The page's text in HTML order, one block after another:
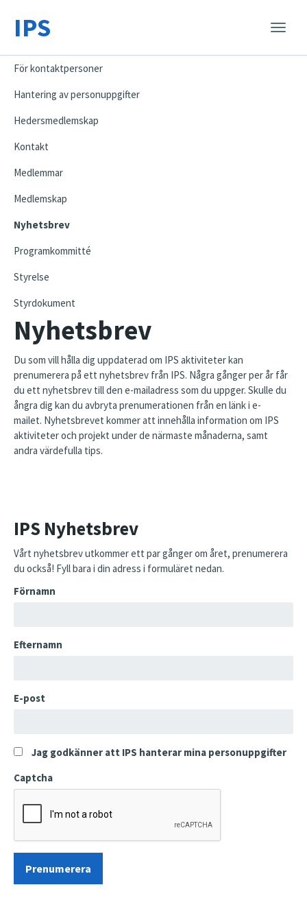
IPS
Toggle
För kontaktpersoner
Hantering av personuppgifter
Hedersmedlemskap
Kontakt
Medlemmar
Medlemskap
Nyhetsbrev
Programkommitté
Styrelse
Styrdokument
Nyhetsbrev
Du som vill hålla dig uppdaterad om IPS aktiviteter kan
prenumerera på ett nyhetsbrev från IPS. Några gånger per år får
du ett nyhetsbrev till den e-mailadress som du uppger. Skulle du
ångra dig kan du avbryta prenumerationen från en länk i e-
mailet. Nyhetsbrevet kommer att innehålla information om IPS
aktiviteter och projekt under de närmaste månaderna, samt
andra värdefulla tips.
IPS Nyhetsbrev
Vårt nyhetsbrev utkommer ett par gånger om året, prenumerera
du också! Fyll bara i din adress i formuläret nedan.
Förnamn
Efternamn
E-post
Jag godkänner att IPS hanterar mina personuppgifter
Captcha
Prenumerera